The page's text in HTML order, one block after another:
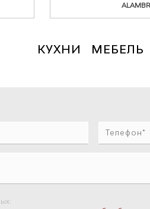
КУХНИ МЕБЕЛЬ